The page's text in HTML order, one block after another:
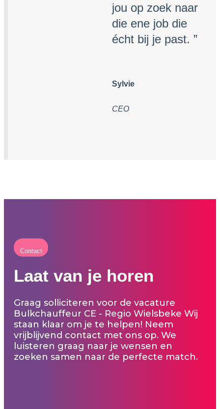
jou op zoek naar
die ene job die
écht bij je past. ”
Sylvie
CEO
Contact
Laat van je horen
Graag solliciteren voor de vacature
Bulkchauffeur CE - Regio Wielsbeke Wij
staan klaar om je te helpen! Neem
vrijblijvend contact met ons op. We
luisteren graag naar je wensen en
zoeken samen naar de perfecte match.